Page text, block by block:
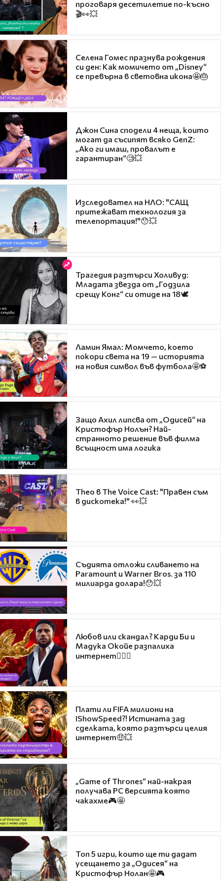
проговаря десетилетие по-късно
🎬👀💥
Селена Гомес празнува рождения
си ден: Как момичето от „Disney“
се превърна в световна икона🤩🎂
Джон Сина сподели 4 неща, които
могат да съсипят всяко GenZ:
„Ако ги имаш, провалът е
гарантиран“🧐💥
Изследовател на НЛО: "САЩ
притежават технология за
телепортация!"😯💥
Трагедия разтърси Холивуд:
Младата звезда от „Годзила
срещу Конг“ си отиде на 18🕊️
Ламин Ямал: Момчето, което
покори света на 19 — историята
на новия символ във футбола🤩⚽
Защо Ахил липсва от „Одисей“ на
Кристофър Нолън? Най-
странното решение във филма
всъщност има логика
Theo в The Voice Cast: "Правен съм
в дискотека!" 👀💥
Съдията отложи сливането на
Paramount и Warner Bros. за 110
милиарда долара!😯💥
Любов или скандал? Карди Би и
Мадука Окойе разпалиха
интернет❤️‍🔥🔥
Плати ли FIFA милиони на
IShowSpeed?! Истината зад
сделката, която разтърси целия
интернет🤑💥
„Game of Thrones“ най-накрая
получава PC версията която
чакахме🎮🤩
Топ 5 игри, които ще ти дадат
усещането за „Одисея“ на
Кристофър Нолан🤩🎮